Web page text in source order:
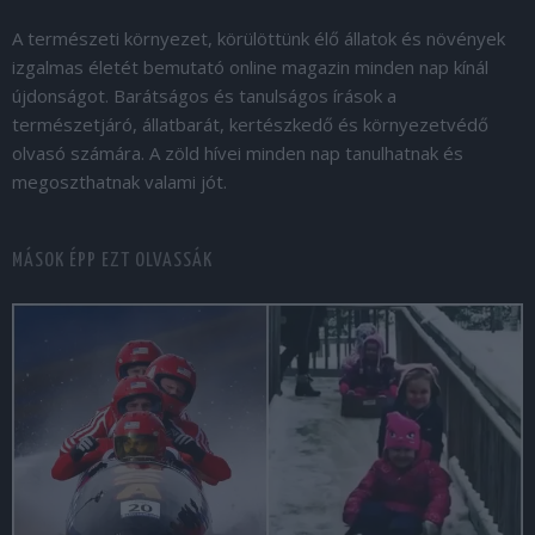
A természeti környezet, körülöttünk élő állatok és növények
izgalmas életét bemutató online magazin minden nap kínál
újdonságot. Barátságos és tanulságos írások a
természetjáró, állatbarát, kertészkedő és környezetvédő
olvasó számára. A zöld hívei minden nap tanulhatnak és
megoszthatnak valami jót.
MÁSOK ÉPP EZT OLVASSÁK